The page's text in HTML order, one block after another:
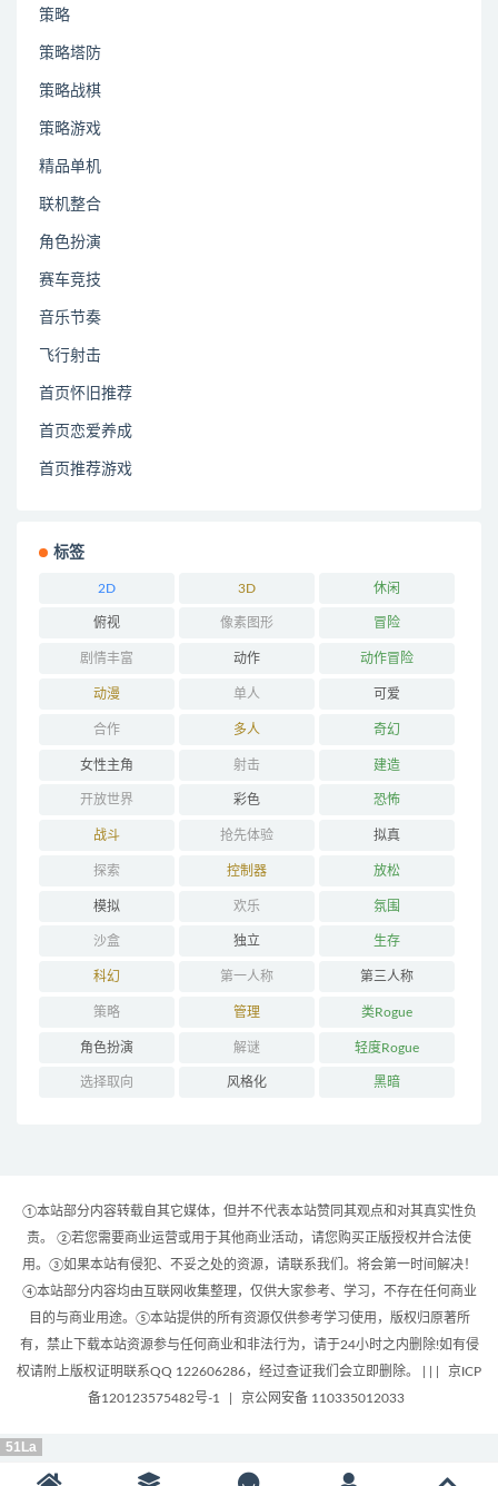
策略
策略塔防
策略战棋
策略游戏
精品单机
联机整合
角色扮演
赛车竞技
音乐节奏
飞行射击
首页怀旧推荐
首页恋爱养成
首页推荐游戏
标签
2D 3D 休闲
俯视 像素图形 冒险
剧情丰富 动作 动作冒险
动漫 单人 可爱
合作 多人 奇幻
女性主角 射击 建造
开放世界 彩色 恐怖
战斗 抢先体验 拟真
探索 控制器 放松
模拟 欢乐 氛围
沙盒 独立 生存
科幻 第一人称 第三人称
策略 管理 类Rogue
角色扮演 解谜 轻度Rogue
选择取向 风格化 黑暗
①本站部分内容转载自其它媒体，但并不代表本站赞同其观点和对其真实性负
责。 ②若您需要商业运营或用于其他商业活动，请您购买正版授权并合法使
用。③如果本站有侵犯、不妥之处的资源，请联系我们。将会第一时间解决！
④本站部分内容均由互联网收集整理，仅供大家参考、学习，不存在任何商业
目的与商业用途。⑤本站提供的所有资源仅供参考学习使用，版权归原著所
有，禁止下载本站资源参与任何商业和非法行为，请于24小时之内删除!如有侵
权请附上版权证明联系QQ 122606286，经过查证我们会立即删除。 | |
京ICP
备120123575482号-1
京公网安备 110335012033
51La